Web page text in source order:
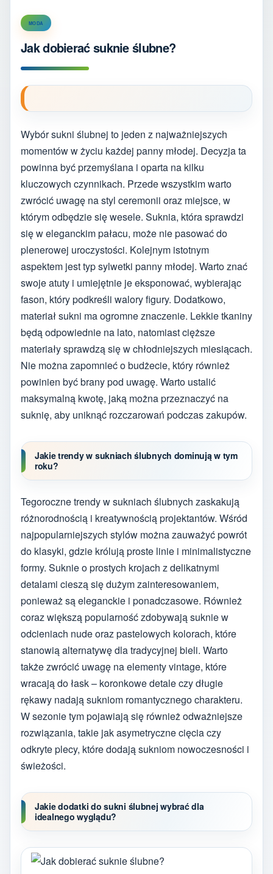
MODA
Jak dobierać suknie ślubne?
Wybór sukni ślubnej to jeden z najważniejszych
momentów w życiu każdej panny młodej. Decyzja ta
powinna być przemyślana i oparta na kilku
kluczowych czynnikach. Przede wszystkim warto
zwrócić uwagę na styl ceremonii oraz miejsce, w
którym odbędzie się wesele. Suknia, która sprawdzi
się w eleganckim pałacu, może nie pasować do
plenerowej uroczystości. Kolejnym istotnym
aspektem jest typ sylwetki panny młodej. Warto znać
swoje atuty i umiejętnie je eksponować, wybierając
fason, który podkreśli walory figury. Dodatkowo,
materiał sukni ma ogromne znaczenie. Lekkie tkaniny
będą odpowiednie na lato, natomiast cięższe
materiały sprawdzą się w chłodniejszych miesiącach.
Nie można zapomnieć o budżecie, który również
powinien być brany pod uwagę. Warto ustalić
maksymalną kwotę, jaką można przeznaczyć na
suknię, aby uniknąć rozczarowań podczas zakupów.
Jakie trendy w sukniach ślubnych dominują w tym
roku?
Tegoroczne trendy w sukniach ślubnych zaskakują
różnorodnością i kreatywnością projektantów. Wśród
najpopularniejszych stylów można zauważyć powrót
do klasyki, gdzie królują proste linie i minimalistyczne
formy. Suknie o prostych krojach z delikatnymi
detalami cieszą się dużym zainteresowaniem,
ponieważ są eleganckie i ponadczasowe. Również
coraz większą popularność zdobywają suknie w
odcieniach nude oraz pastelowych kolorach, które
stanowią alternatywę dla tradycyjnej bieli. Warto
także zwrócić uwagę na elementy vintage, które
wracają do łask – koronkowe detale czy długie
rękawy nadają sukniom romantycznego charakteru.
W sezonie tym pojawiają się również odważniejsze
rozwiązania, takie jak asymetryczne cięcia czy
odkryte plecy, które dodają sukniom nowoczesności i
świeżości.
Jakie dodatki do sukni ślubnej wybrać dla
idealnego wyglądu?